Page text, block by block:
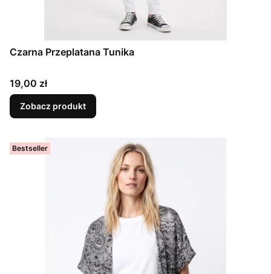
Czarna Przeplatana Tunika
Cena
19,00 zł
Zobacz produkt
Bestseller